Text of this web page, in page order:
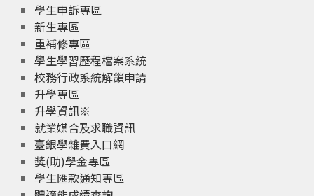
學生申訴專區
新生專區
重補修專區
學生學習歷程檔案系統
校務行政系統解鎖申請
升學專區
升學資訊※
就業媒合及求職資訊
臺銀學雜費入口網
獎(助)學金專區
學生匯款通知專區